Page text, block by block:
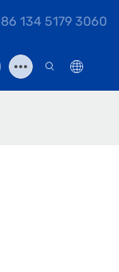
134 5179 3060